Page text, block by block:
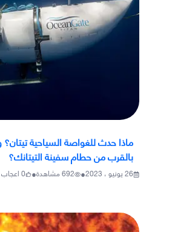
ماذا حدث للغواصة السياحية
بالقرب من حطام سفينة التيتانك؟
26 يونيو ، 2023 •
692مشاهدة•
0اعجاب